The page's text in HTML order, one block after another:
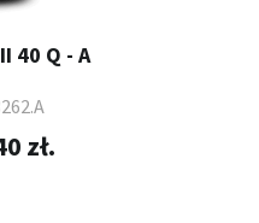
40 Q - A
zł.